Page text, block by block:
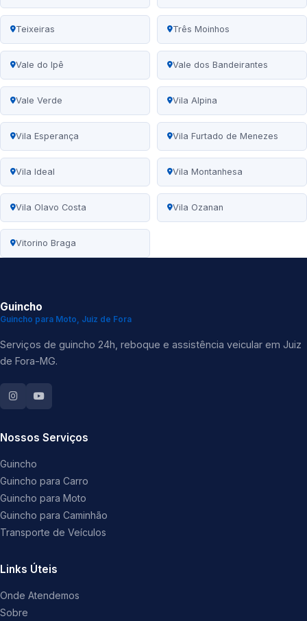
Teixeiras Três Moinhos
Vale do Ipê Vale dos Bandeirantes
Vale Verde Vila Alpina
Vila Esperança Vila Furtado de Menezes
Vila Ideal Vila Montanhesa
Vila Olavo Costa Vila Ozanan
Vitorino Braga
Guincho
Guincho para Moto, Juiz de Fora
Serviços de guincho 24h, reboque e assistência veicular em Juiz
de Fora-MG.
Nossos Serviços
Guincho
Guincho para Carro
Guincho para Moto
Guincho para Caminhão
Transporte de Veículos
Links Úteis
Onde Atendemos
Sobre